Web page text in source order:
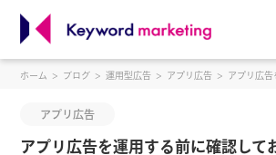
ホーム ブログ 運用型広告 アプリ広告 アプリ広告を運用
アプリ広告
アプリ広告を運用する前に確認して